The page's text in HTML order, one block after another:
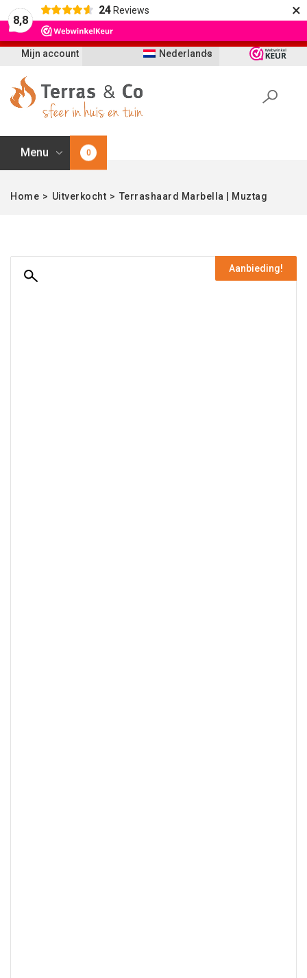
8,8
24 Reviews ×
Nederlands
Mijn account
Menu 0
Home > Uitverkocht > Terrashaard Marbella | Muztag
Aanbieding!
Let op: t/m 21 augustus worden bestellingen
vertraagd geleverd i.v.m. vakantie